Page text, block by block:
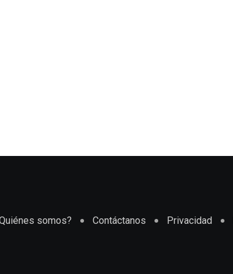
somos? Contáctanos Privacidad